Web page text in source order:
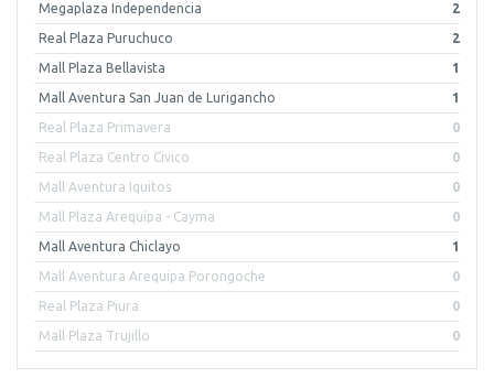
Megaplaza Independencia 2
Real Plaza Puruchuco 2
Mall Plaza Bellavista 1
Mall Aventura San Juan de Lurigancho 1
Real Plaza Primavera 0
Real Plaza Centro Civico 0
Mall Aventura Iquitos 0
Mall Plaza Arequipa - Cayma 0
Mall Aventura Chiclayo 1
Mall Aventura Arequipa Porongoche 0
Real Plaza Piura 0
Mall Plaza Trujillo 0